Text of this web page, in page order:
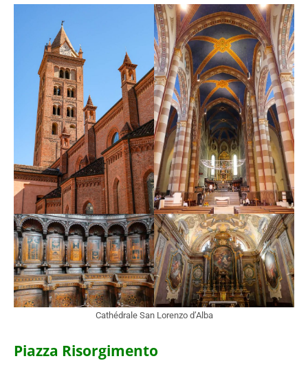
Cathédrale San Lorenzo d’Alba
Piazza Risorgimento